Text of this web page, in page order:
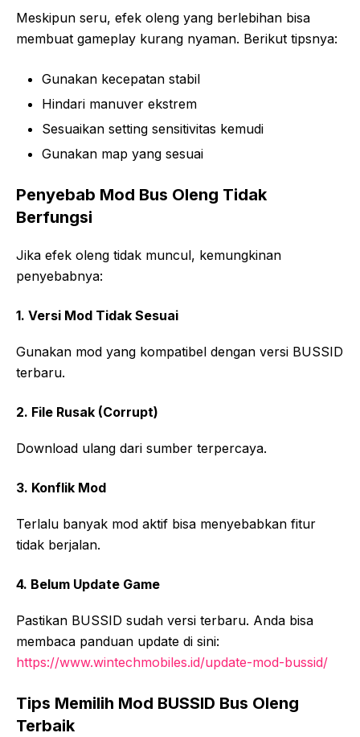
Meskipun seru, efek oleng yang berlebihan bisa
membuat gameplay kurang nyaman. Berikut tipsnya:
Gunakan kecepatan stabil
Hindari manuver ekstrem
Sesuaikan setting sensitivitas kemudi
Gunakan map yang sesuai
Penyebab Mod Bus Oleng Tidak
Berfungsi
Jika efek oleng tidak muncul, kemungkinan
penyebabnya:
1. Versi Mod Tidak Sesuai
Gunakan mod yang kompatibel dengan versi BUSSID
terbaru.
2. File Rusak (Corrupt)
Download ulang dari sumber terpercaya.
3. Konflik Mod
Terlalu banyak mod aktif bisa menyebabkan fitur
tidak berjalan.
4. Belum Update Game
Pastikan BUSSID sudah versi terbaru. Anda bisa
membaca panduan update di sini:
https://www.wintechmobiles.id/update-mod-bussid/
Tips Memilih Mod BUSSID Bus Oleng
Terbaik